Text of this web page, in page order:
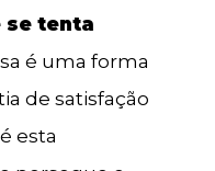
se tenta
é uma forma
de satisfação
esta